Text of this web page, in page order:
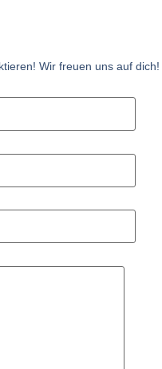
Wir freuen uns auf dich!